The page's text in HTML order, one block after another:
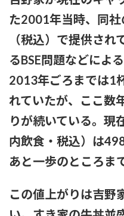
や？？？
存在しない説
【テレビ】玉川徹「僕はマ
不便だと感じたことは一回
いい」★3
【結論】やっぱロリ巨乳キ
【いろいろと？】ミルクボ
本日の｢FNS歌謡祭｣のタイ
た2001年当時、同
（税込）で提供さ
るBSE問題などによ
2013年ごろまでは1
れていたが、ここ数
りが続いている。現
内飲食・税込）は
あと一歩のところま
この値上がりは吉野